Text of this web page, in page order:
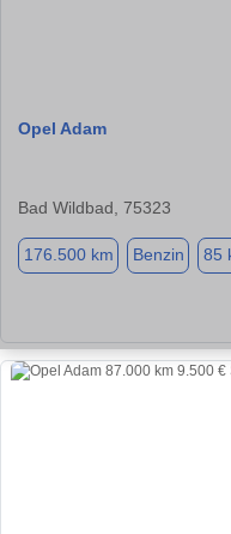
Opel Adam
Bad Wildbad, 75323
176.500 km Benzin 85